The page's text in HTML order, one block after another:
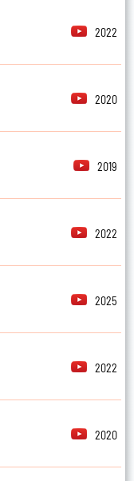
2022
2020
2019
2022
2025
2022
2020